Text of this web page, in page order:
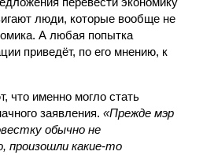
люди, которые вообще не
А любая попытка
приведёт, по его мнению, к
что именно могло стать
заявления. «Прежде мэр
обычно не
произошли какие-то